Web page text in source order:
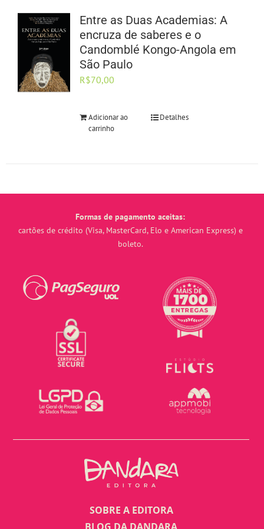
Entre as Duas Academias: A
encruza de saberes e o
Candomblé Kongo-Angola em
São Paulo
R$70,00
Adicionar ao
carrinho
Detalhes
Formas de pagamento aceitas:
cartões de crédito (Visa, MasterCard, Elo e American Express) e
boleto.
SOBRE A EDITORA
BLOG DA DANDARA